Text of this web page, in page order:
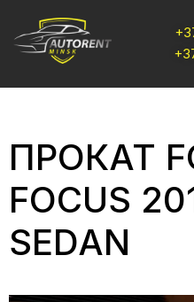
ПРОКАТ
FOCUS
SEDAN